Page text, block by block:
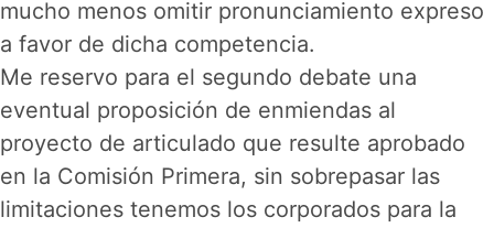
mucho menos omitir pronunciamiento expreso
a favor de dicha competencia.
Me reservo para el segundo debate una
eventual proposición de enmiendas al
proyecto de articulado que resulte aprobado
en la Comisión Primera, sin sobrepasar las
limitaciones tenemos los corporados para la